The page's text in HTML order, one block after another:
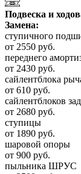
Подвеска и
Замена:
ступичного
от 2550 руб.
переднего
от 2430 руб.
сайлентблока
от 610 руб.
сайлентблоков
от 2680 руб.
ступицы
от 1890 руб.
шаровой опоры
от 900 руб.
пыльника ШРУС